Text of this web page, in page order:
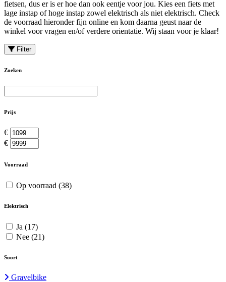
fietsen, dus er is er hoe dan ook eentje voor jou. Kies een fiets met
lage instap of hoge instap zowel elektrisch als niet elektrisch. Check
de voorraad hieronder fijn online en kom daarna geust naar de
winkel voor vragen en/of verdere orientatie. Wij staan voor je klaar!
Filter
Zoeken
Prijs
€
€
Voorraad
Op voorraad (38)
Elektrisch
Ja (17)
Nee (21)
Soort
Gravelbike